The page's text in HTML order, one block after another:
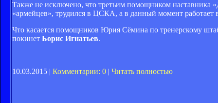
Также не исключено, что третьим помощником наставника
«армейцев», трудился в ЦСКА, а в данный момент работает
Что касается помощников Юрия Сёмина по тренерскому
покинет Борис Игнатьев.
10.03.2015 | Комментарии: 0 | Читать полностью